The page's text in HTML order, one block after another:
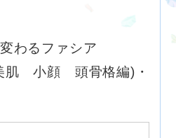
わるファシア
肌 小顔 頭骨格編)・